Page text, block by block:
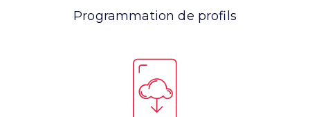
Programmation de profils